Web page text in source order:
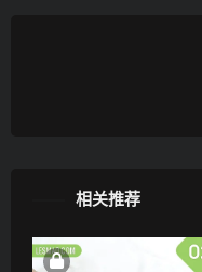
相关推荐